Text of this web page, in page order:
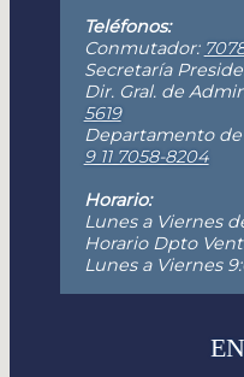
Teléfonos:
Conmutador:
Secretaría
Dir. Gral. de
5619
Departamento
9 11 7058-8204
Horario:
Lunes a Viernes
Horario Dpto
Lunes a Viernes